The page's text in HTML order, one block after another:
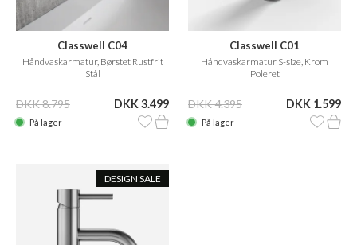
Classwell C04
Håndvaskarmatur, Børstet Rustfrit
Stål
DKK 8.795 DKK 3.499
På lager
Classwell C01
Håndvaskarmatur S-size, Krom
Poleret
DKK 4.395 DKK 1.599
På lager
DESIGN SALE